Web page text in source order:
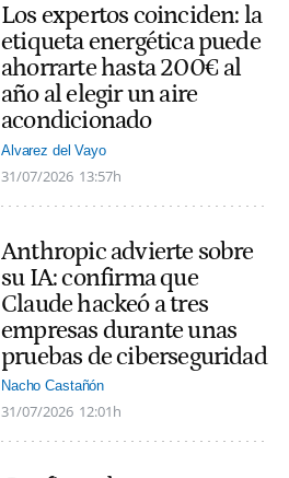
Los expertos coinciden: la
etiqueta energética puede
ahorrarte hasta 200€ al
año al elegir un aire
acondicionado
Alvarez del Vayo
31/07/2026 13:57h
Anthropic advierte sobre
su IA: confirma que
Claude hackeó a tres
empresas durante unas
pruebas de ciberseguridad
Nacho Castañón
31/07/2026 12:01h